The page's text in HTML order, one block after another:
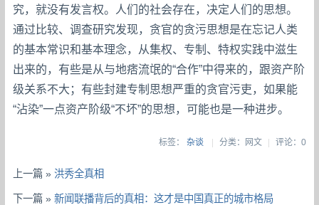
究，就没有发言权。人们的社会存在，决定人们的思想。
通过比较、调查研究发现，贪官的贪污思想是在忘记人类
的基本常识和基本理念，从集权、专制、特权实践中滋生
出来的，有些是从与地痞流氓的“合作”中得来的，跟资产阶
级关系不大；有些封建专制思想严重的贪官污吏，如果能
“沾染”一点资产阶级“不坏”的思想，可能也是一种进步。
标签： 杂谈 | 分类：网文| 评论：0
上一篇 »洪秀全真相
下一篇 »新闻联播背后的真相：这才是中国真正的城市格局